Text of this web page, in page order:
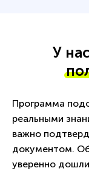
У
Программа
реальными
важно
документом.
уверенно